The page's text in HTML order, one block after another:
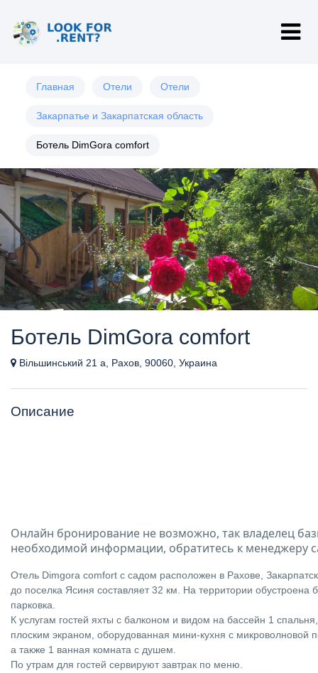
Главная Отели Отели
Закарпатье и Закарпатская область
Ботель DimGora comfort
Ботель DimGora comfort
Вільшинський 21 а, Рахов, 90060, Украина
Описание
Онлайн бронирование не возможно, так владелец
необходимой информации, обратитесь к менеджеру
Отель Dimgora comfort с садом расположен в Рахове,
до поселка Ясиня составляет 32 км. На территории обустроена
парковка.
К услугам гостей яхты с балконом и видом на бассейн 1
плоским экраном, оборудованная мини-кухня с микроволновой
а также 1 ванная комната с душем.
По утрам для гостей сервируют завтрак по меню.